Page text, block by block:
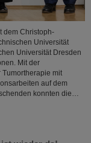
dem Christoph-
Universität
Universität Dresden
Mit der
mit
auf dem
konnten die…